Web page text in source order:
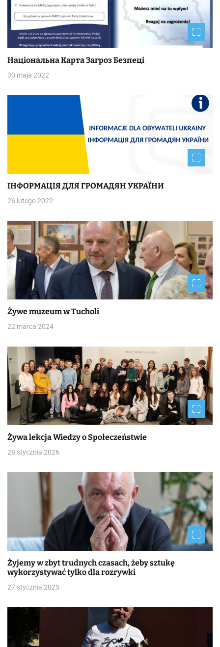
Національна Kapтa Загроз Безпеці
30 maja 2022
ІНФОРМАЦІЯ ДЛЯ ГРОМАДЯН УКРАЇНИ
26 lutego 2022
Żywe muzeum w Tucholi
22 marca 2024
Żywa lekcja Wiedzy o Społeczeństwie
28 stycznia 2026
Żyjemy w zbyt trudnych czasach, żeby sztukę
wykorzystywać tylko dla rozrywki
27 stycznia 2025